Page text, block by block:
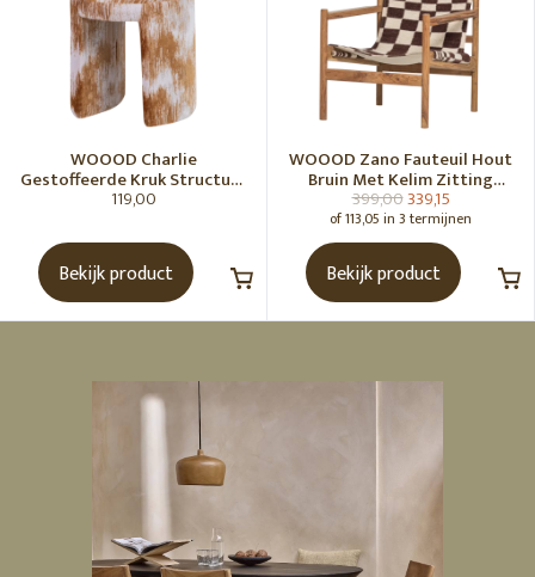
WOOOD Charlie
Gestoffeerde Kruk Structuur
Stof Karamelbruin [Fsc]
119,00
Bekijk product
WOOOD Zano Fauteuil Hout
Bruin Met Kelim Zitting
Naturel
399,00339,15
of 113,05 in 3 termijnen
Bekijk product